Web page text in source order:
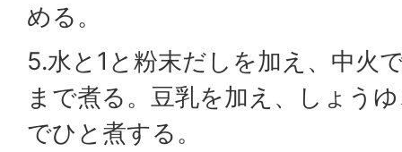
める。
5.水と1と粉末だしを加え、中火
まで煮る。豆乳を加え、しょう
でひと煮する。